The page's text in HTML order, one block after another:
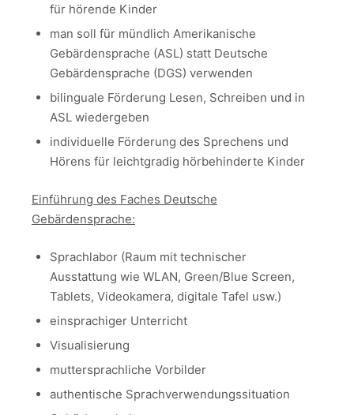
für hörende Kinder
man soll für mündlich Amerikanische
Gebärdensprache (ASL) statt Deutsche
Gebärdensprache (DGS) verwenden
bilinguale Förderung Lesen, Schreiben und in
ASL wiedergeben
individuelle Förderung des Sprechens und
Hörens für leichtgradig hörbehinderte Kinder
Einführung des Faches Deutsche
Gebärdensprache:
Sprachlabor (Raum mit technischer
Ausstattung wie WLAN, Green/Blue Screen,
Tablets, Videokamera, digitale Tafel usw.)
einsprachiger Unterricht
Visualisierung
muttersprachliche Vorbilder
authentische Sprachverwendungssituation